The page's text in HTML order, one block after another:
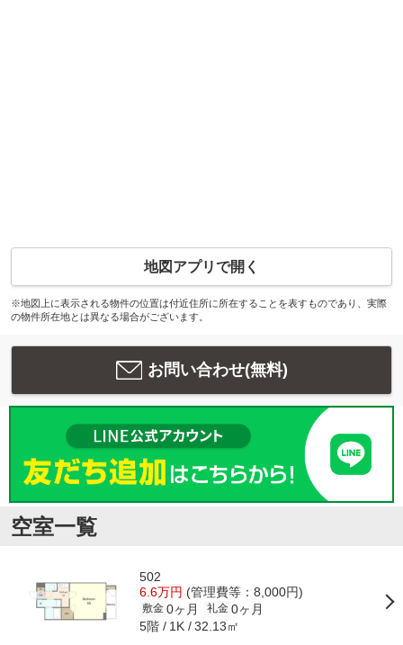
地図アプリで開く
※地図上に表示される物件の位置は付近住所に所在することを表すものであり、実際
の物件所在地とは異なる場合がございます。
お問い合わせ(無料)
空室一覧
502
6.6万円 (管理費等：8,000円)
敷金 0ヶ月 礼金 0ヶ月
5階 1K 32.13㎡